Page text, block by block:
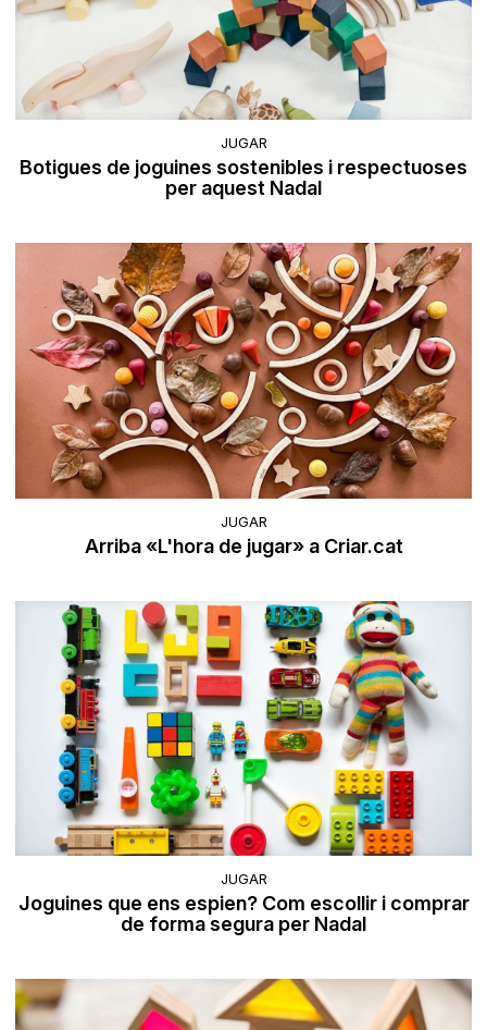
JUGAR
Botigues de joguines sostenibles i respectuoses
per aquest Nadal
JUGAR
Arriba «L'hora de jugar» a Criar.cat
JUGAR
Joguines que ens espien? Com escollir i comprar
de forma segura per Nadal